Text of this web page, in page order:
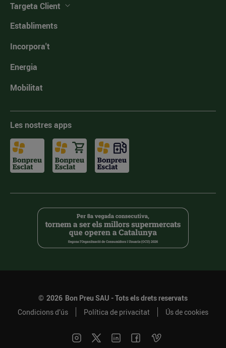
Targeta Client
Establiments
Incorpora't
Energia
Mobilitat
Les nostres apps
© 2026 Bon Preu SAU - Tots els drets reservats
Condicions d’ús
Política de privacitat Ús de cookies